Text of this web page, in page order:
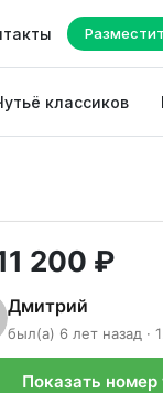
классиков
200 ₽
Дмитрий
был(а) 6 лет назад ·
Показать номер